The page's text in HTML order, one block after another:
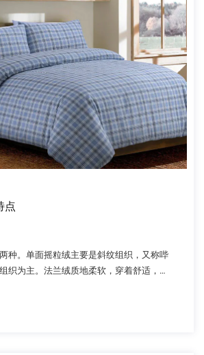
点
种。单面摇粒绒主要是斜纹组织，又称哔
织为主。法兰绒质地柔软，穿着舒适，保
的春秋外套。印有动物...